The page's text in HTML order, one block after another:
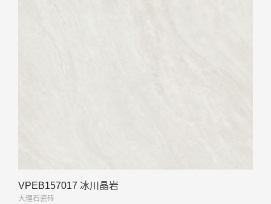
VPEB157017 冰川晶岩
大理石瓷砖